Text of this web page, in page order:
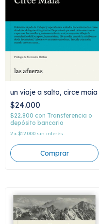
un viaje a salto, circe maia
$24.000
$22.800 con Transferencia o
depósito bancario
2 x $12.000 sin interés